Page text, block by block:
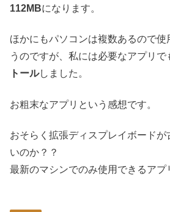
112MBになります。
ほかにもパソコンは複数あるので
うのですが、私には必要なアプリで
トールしました。
お粗末なアプリという感想です。
おそらく拡張ディスプレイボード
いのか？？
最新のマシンでのみ使用できるアプ